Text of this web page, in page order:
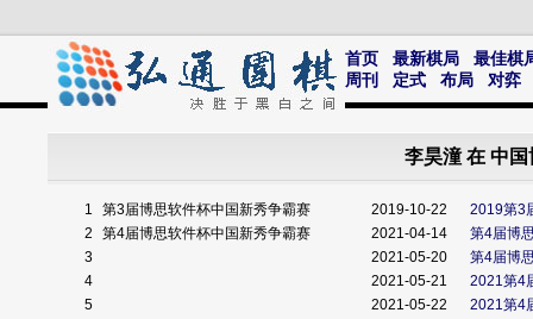
首页 最新棋局
最佳棋
周刊
定式 布局 对弈
李昊潼 在 中
1 第3届博思软件杯中国新秀争霸赛 2019-10-22
2019第3
2
第4届博思软件杯中国新秀争霸赛 2021-04-14
第4届博
3
2021-05-20
第4届博
4
2021-05-21
2021第4
5
2021-05-22
2021第4